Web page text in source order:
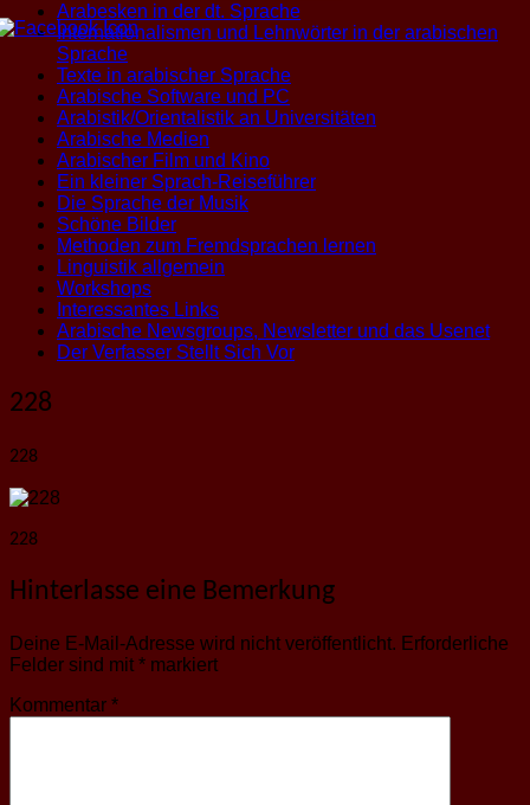
Arabesken in der dt. Sprache
Internationalismen und Lehnwörter in der arabischen
Sprache
Texte in arabischer Sprache
Arabische Software und PC
Arabistik/Orientalistik an Universitäten
Arabische Medien
Arabischer Film und Kino
Ein kleiner Sprach-Reiseführer
Die Sprache der Musik
Schöne Bilder
Methoden zum Fremdsprachen lernen
Linguistik allgemein
Workshops
Interessantes Links
Arabische Newsgroups, Newsletter und das Usenet
Der Verfasser Stellt Sich Vor
228
228
228
Hinterlasse eine Bemerkung
Deine E-Mail-Adresse wird nicht veröffentlicht. Erforderliche
Felder sind mit * markiert
Kommentar *